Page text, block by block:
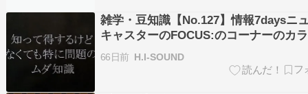
テですが、肝心なところで「ばかになっち…
雑学・豆知識【No.127】情報7daysニ
キャスターのFOCUS:のコーナーのカ
なぜ紫色？【知って得するけど知らな
特に問題の無い・ムダ知識】
66日前 H.I-SOUND